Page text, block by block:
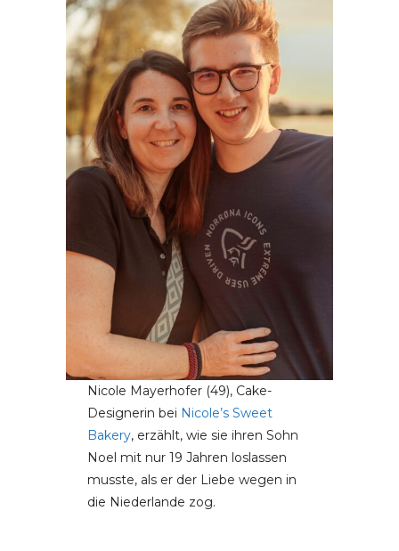
Nicole Mayerhofer (49), Cake-
Designerin bei Nicole’s Sweet
Bakery, erzählt, wie sie ihren Sohn
Noel mit nur 19 Jahren loslassen
musste, als er der Liebe wegen in
die Niederlande zog.